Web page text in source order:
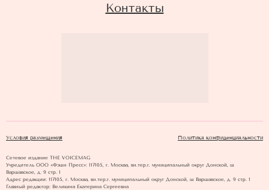
Контакты
Условия размещения Политика конфиденциальности
Сетевое издание THE VOICEMAG
Учредитель ООО «Фэшн Пресс»: 117105, г. Москва, вн.тер.г. муниципальный округ Донской, ш
Варшавское, д. 9 стр. 1
Адрес редакции: 117105, г. Москва, вн.тер.г. муниципальный округ Донской, ш Варшавское, д. 9 стр. 1
Главный редактор: Великина Екатерина Сергеевна